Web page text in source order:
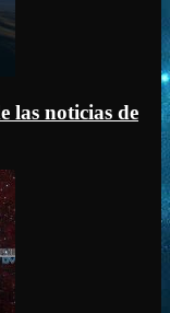
las noticias de